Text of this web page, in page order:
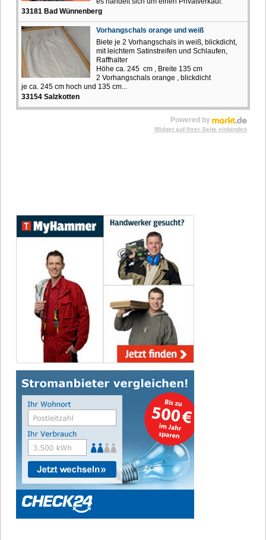
33181 Bad Wünnenberg
Vorhangschals orange und weiß
Biete je 2 Vorhangschals in weiß, blickdicht,
mit leichtem Satinstreifen und Schlaufen,
Raffhalter
Höhe ca. 245 cm , Breite 135 cm
2 Vorhangschals orange , blickdicht
je ca. 245 cm hoch und 135 cm...
33154 Salzkotten
Powered by
Widget auf Ihrer Seite einbinden